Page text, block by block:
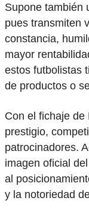
Supone también
pues transmiten
constancia,
mayor
estos futbolistas
de productos o
Con el fichaje
prestigio,
patrocinadores.
imagen oficial
al
y la notoriedad